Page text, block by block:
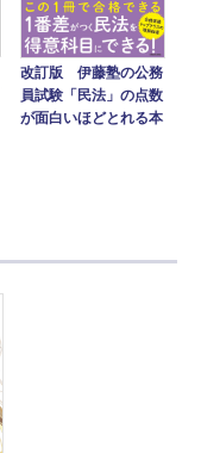
改訂版 伊藤塾の公務
員試験「民法」の点数
が面白いほどとれる本